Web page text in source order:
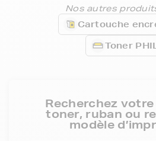
Nos autres
Cartouche
Toner
Recherchez
toner, ruban ou
modèle